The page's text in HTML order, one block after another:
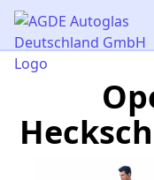
AGDE Autoglas